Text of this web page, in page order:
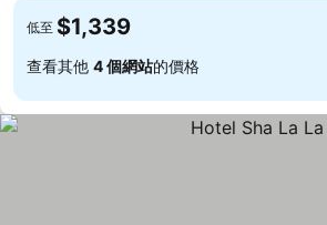
低至 $1,339
查看其他 4 個網站的價格